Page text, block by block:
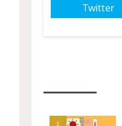
Twitter